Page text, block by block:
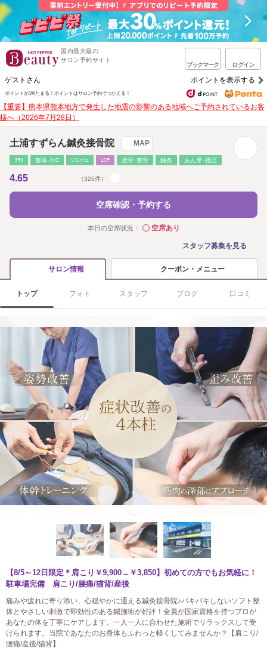
国内最大級の
サロン予約サイト
ブックマーク ログイン
ゲストさん ポイントを表示する
ポイントが1%たまる！ ポイントはサロン予約でつかえる！
【重要】熊本県熊本地方で発生した地震の影響のある地域へご予約されているお客
様へ（2026年7月28日）
土浦すずらん鍼灸接骨院 MAP
ﾘﾗｸ 整体･ｶｲﾛ ﾘﾌﾚｯｼｭ ｴｽﾃ 接骨･整骨 鍼灸 あん摩･指圧
4.65 （326件）
空席確認・予約する
本日の空席状況： ◯空席あり
スタッフ募集を見る
サロン情報 クーポン・メニュー
トップ フォト スタッフ ブログ 口コミ
【8/5～12日限定＊肩こり￥9,900→￥3,850】初めての方でもお気軽に！
駐車場完備 肩こり/腰痛/猫背/産後
痛みや疲れに寄り添い、心穏やかに通える鍼灸接骨院♪バキバキしないソフト整
体とやさしい刺激で即効性のある鍼施術が好評！全員が国家資格を持つプロが
あなたの体を丁寧にケアします。一人一人に合わせた施術でリラックスして受
けられます。当院であなたのお身体もふわっと軽くしてみませんか？【肩こり/
腰痛/産後/猫背】